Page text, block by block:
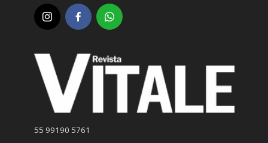
55 99190 5761